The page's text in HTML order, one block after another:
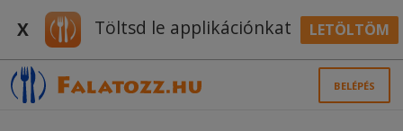
X Töltsd le applikációnkat LETÖLTÖM
BELÉPÉS